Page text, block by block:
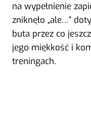
na wypełnienie
zniknęło „ale…”
buta przez co
jego miękkość i
treningach.